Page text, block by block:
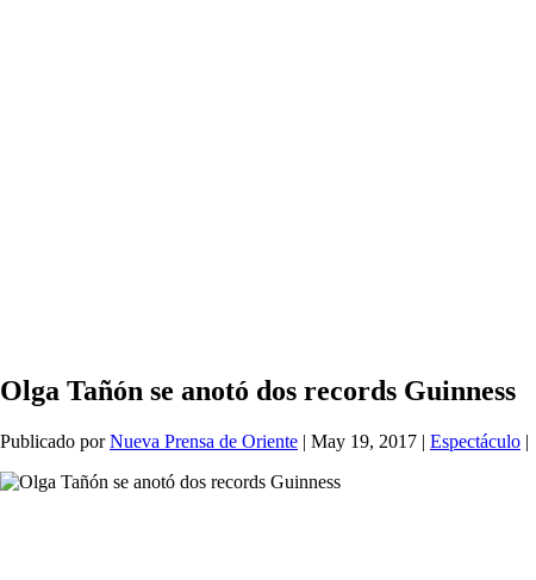
Olga Tañón se anotó dos records Guinness
Publicado porNueva Prensa de Oriente | May 19, 2017 | Espectáculo |